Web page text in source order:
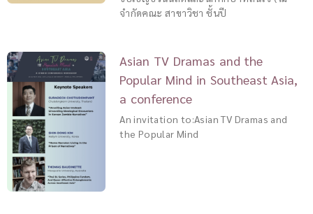
จำกัดคณะ สาขาวิชา ชั้นปี
Asian TV Dramas and the
Popular Mind in Southeast Asia,
a conference
An invitation to:Asian TV Dramas and
the Popular Mind